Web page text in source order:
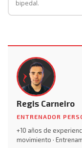
bipedal.
Regis Carneiro
ENTRENADOR
+10 años de
movimiento ·